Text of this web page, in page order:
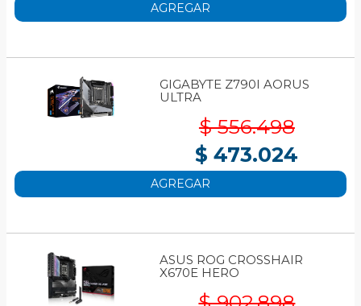
AGREGAR
GIGABYTE Z790I AORUS
ULTRA
$ 556.498
$ 473.024
AGREGAR
ASUS ROG CROSSHAIR
X670E HERO